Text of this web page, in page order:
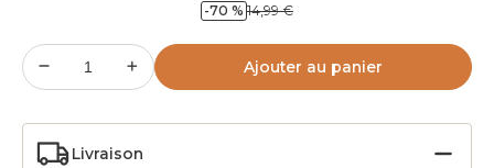
-70 % 14,99 €
Ajouter au panier
Livraison